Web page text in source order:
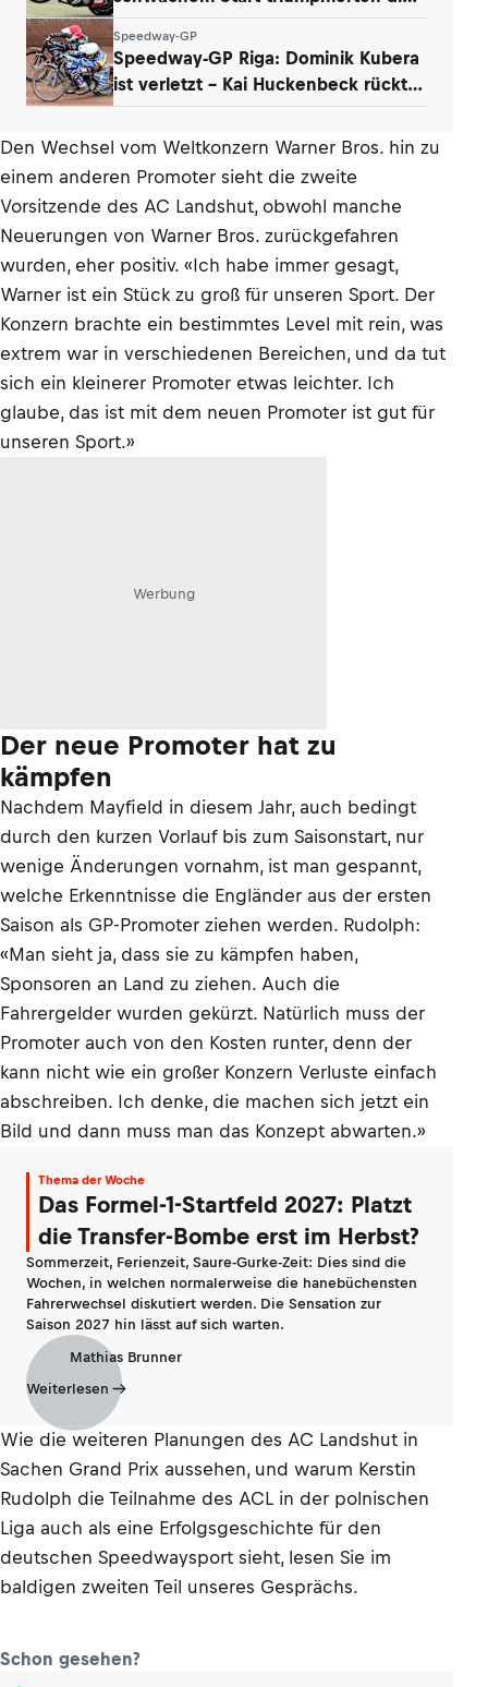
Speedway-GP
Speedway-GP Riga: Dominik Kubera
ist verletzt – Kai Huckenbeck rückt
Den Wechsel vom Weltkonzern Warner Bros. hin zu
einem anderen Promoter sieht die zweite
Vorsitzende des AC Landshut, obwohl manche
Neuerungen von Warner Bros. zurückgefahren
wurden, eher positiv. «Ich habe immer gesagt,
Warner ist ein Stück zu groß für unseren Sport. Der
Konzern brachte ein bestimmtes Level mit rein, was
extrem war in verschiedenen Bereichen, und da tut
sich ein kleinerer Promoter etwas leichter. Ich
glaube, das ist mit dem neuen Promoter ist gut für
unseren Sport.»
Werbung
Der neue Promoter hat zu
kämpfen
Nachdem Mayfield in diesem Jahr, auch bedingt
durch den kurzen Vorlauf bis zum Saisonstart, nur
wenige Änderungen vornahm, ist man gespannt,
welche Erkenntnisse die Engländer aus der ersten
Saison als GP-Promoter ziehen werden. Rudolph:
«Man sieht ja, dass sie zu kämpfen haben,
Sponsoren an Land zu ziehen. Auch die
Fahrergelder wurden gekürzt. Natürlich muss der
Promoter auch von den Kosten runter, denn der
kann nicht wie ein großer Konzern Verluste einfach
abschreiben. Ich denke, die machen sich jetzt ein
Bild und dann muss man das Konzept abwarten.»
Thema der Woche
Das Formel-1-Startfeld 2027: Platzt
die Transfer-Bombe erst im Herbst?
Sommerzeit, Ferienzeit, Saure-Gurke-Zeit: Dies sind die
Wochen, in welchen normalerweise die hanebüchensten
Fahrerwechsel diskutiert werden. Die Sensation zur
Saison 2027 hin lässt auf sich warten.
Mathias Brunner
Weiterlesen
Wie die weiteren Planungen des AC Landshut in
Sachen Grand Prix aussehen, und warum Kerstin
Rudolph die Teilnahme des ACL in der polnischen
Liga auch als eine Erfolgsgeschichte für den
deutschen Speedwaysport sieht, lesen Sie im
baldigen zweiten Teil unseres Gesprächs.
Schon gesehen?